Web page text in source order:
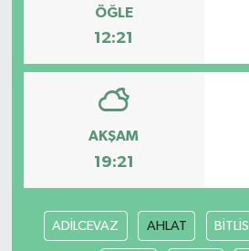
ÖĞLE
12:21
AKŞAM
19:21
ADİLCEVAZ AHLAT BİTLİS